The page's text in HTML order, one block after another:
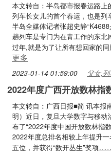
本文转自：半岛都市报春运路
列车长女儿的首个春运，也是
半岛全媒体记者张超史静
趟列车是专门为在青工作的东
过年,就是为了让所有想回家的
更多
2023-01-14 01:59:00 父女,
2022年度广西开放数林指
本文转自：广西日报■简 讯本报
明）近日，复旦大学数字与移
布了“2022年度中国开放数林指
2022年度总排名相较上年提升
五位，并获得“数开丛生”奖项